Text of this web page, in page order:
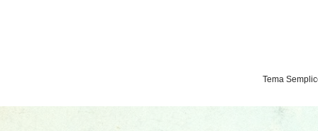
Tema